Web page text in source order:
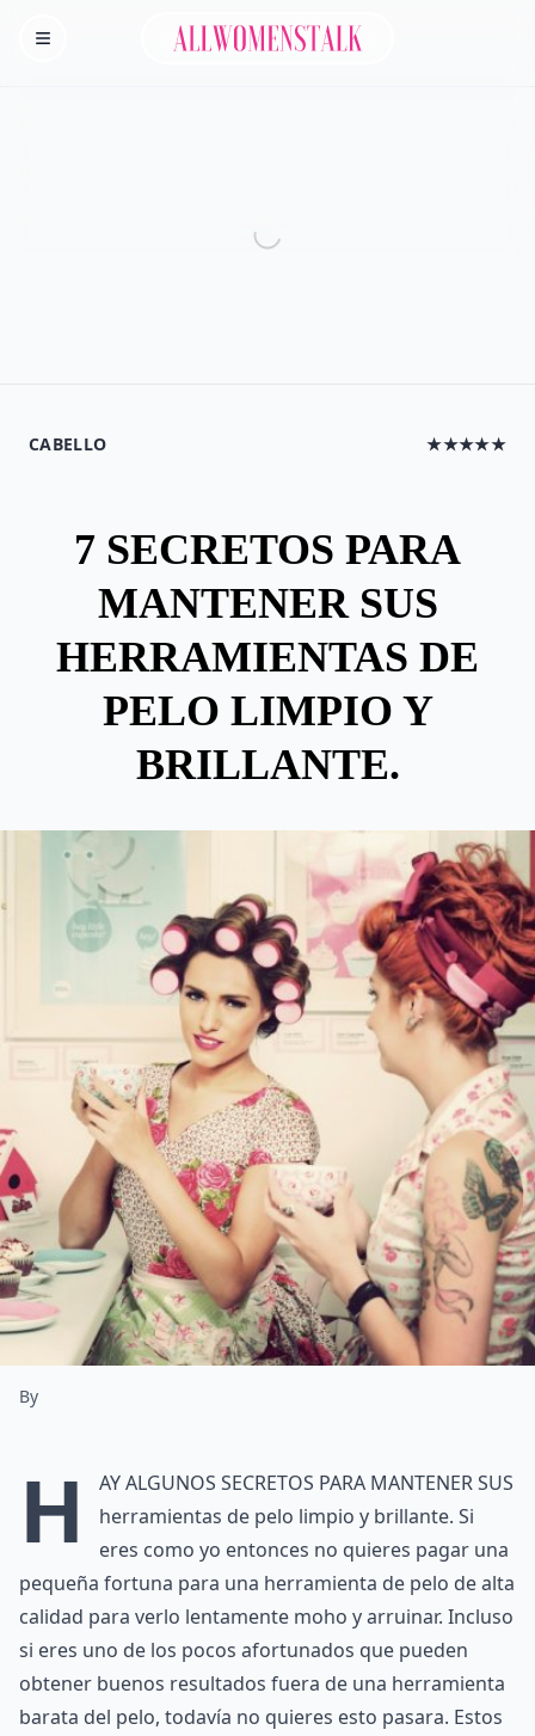
Homepage
Allwomenstalk
CABELLO ★★★★★
7 SECRETOS PARA
MANTENER SUS
HERRAMIENTAS DE
PELO LIMPIO Y
BRILLANTE.
By
H
ay algunos secretos para mantener sus
herramientas de pelo limpio y brillante. Si
eres como yo entonces no quieres pagar una
pequeña fortuna para una herramienta de pelo de alta
calidad para verlo lentamente moho y arruinar. Incluso
si eres uno de los pocos afortunados que pueden
obtener buenos resultados fuera de una herramienta
barata del pelo, todavía no quieres esto pasara. Estos